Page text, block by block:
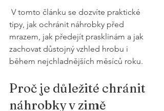
tipy, jak ochránit náhrobky před
mrazem, jak předejít prasklinám a jak
zachovat důstojný vzhled hrobu i
během nejchladnějších měsíců roku.
Proč je důležité chránit
náhrobky v zimě